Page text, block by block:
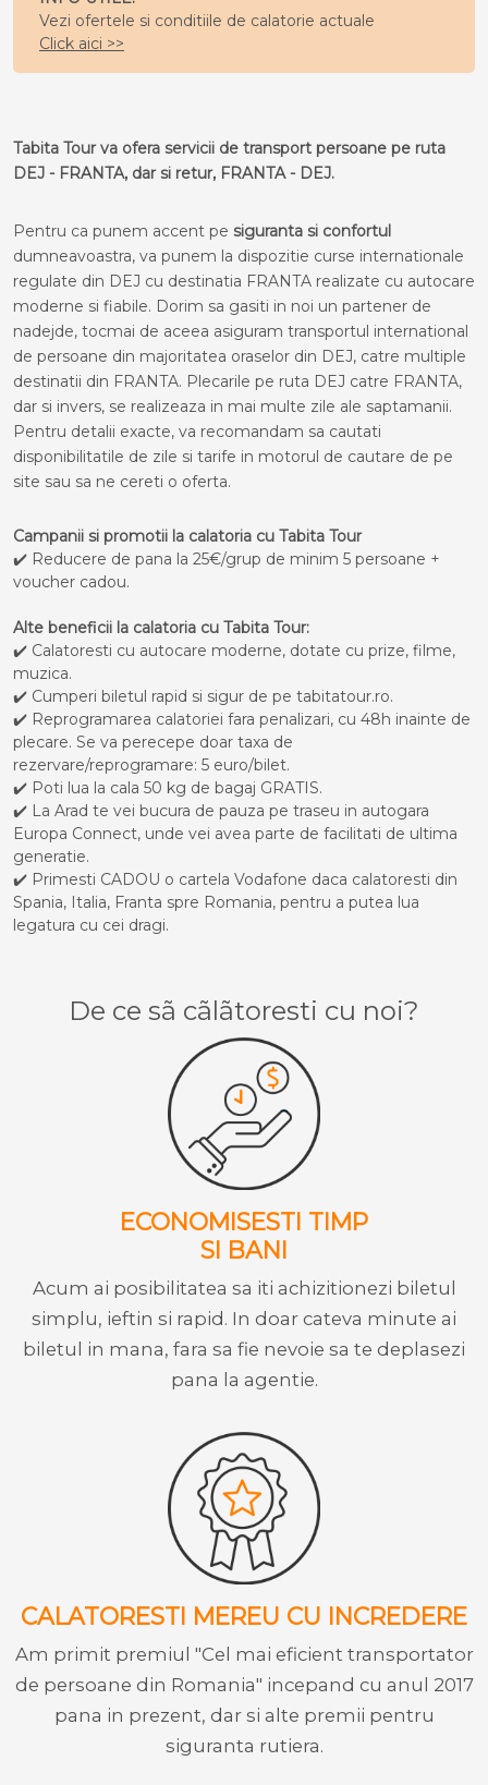
Vezi ofertele si conditiile de calatorie actuale
Click aici >>
Tabita Tour va ofera servicii de transport persoane pe ruta
DEJ - FRANTA, dar si retur, FRANTA - DEJ.
Pentru ca punem accent pe siguranta si confortul
dumneavoastra, va punem la dispozitie curse internationale
regulate din DEJ cu destinatia FRANTA realizate cu autocare
moderne si fiabile. Dorim sa gasiti in noi un partener de
nadejde, tocmai de aceea asiguram transportul international
de persoane din majoritatea oraselor din DEJ, catre multiple
destinatii din FRANTA. Plecarile pe ruta DEJ catre FRANTA,
dar si invers, se realizeaza in mai multe zile ale saptamanii.
Pentru detalii exacte, va recomandam sa cautati
disponibilitatile de zile si tarife in motorul de cautare de pe
site sau sa ne cereti o oferta.
Campanii si promotii la calatoria cu Tabita Tour
✔️ Reducere de pana la 25€/grup de minim 5 persoane +
voucher cadou.
Alte beneficii la calatoria cu Tabita Tour:
✔️ Calatoresti cu autocare moderne, dotate cu prize, filme,
muzica.
✔️ Cumperi biletul rapid si sigur de pe tabitatour.ro.
✔️ Reprogramarea calatoriei fara penalizari, cu 48h inainte de
plecare. Se va perecepe doar taxa de
rezervare/reprogramare: 5 euro/bilet.
✔️ Poti lua la cala 50 kg de bagaj GRATIS.
✔️ La Arad te vei bucura de pauza pe traseu in autogara
Europa Connect, unde vei avea parte de facilitati de ultima
generatie.
✔️ Primesti CADOU o cartela Vodafone daca calatoresti din
Spania, Italia, Franta spre Romania, pentru a putea lua
legatura cu cei dragi.
De ce sã cãlãtoresti cu noi?
ECONOMISESTI TIMP
SI BANI
Acum ai posibilitatea sa iti achizitionezi biletul
simplu, ieftin si rapid. In doar cateva minute ai
biletul in mana, fara sa fie nevoie sa te deplasezi
pana la agentie.
CALATORESTI MEREU CU INCREDERE
Am primit premiul "Cel mai eficient transportator
de persoane din Romania" incepand cu anul 2017
pana in prezent, dar si alte premii pentru
siguranta rutiera.